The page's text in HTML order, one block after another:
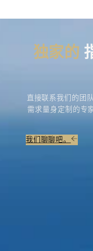
独家的
直接联系我们的团
需求量身定制的专
我们聊聊吧。